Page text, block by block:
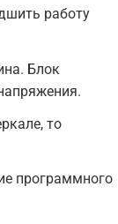
работу
Блок
то
программного